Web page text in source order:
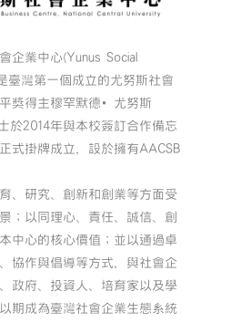
企業中心(Yunus Social
臺灣第一個成立的尤努斯社會
獎得主穆罕默德•尤努斯
於2014年與本校簽訂合作備忘
式掛牌成立，設於擁有AACSB
、研究、創新和創業等方面受
；以同理心、責任、誠信、創
中心的核心價值；並以通過卓
協作與倡導等方式，與社會企
政府、投資人、培育家以及學
期成為臺灣社會企業生態系統